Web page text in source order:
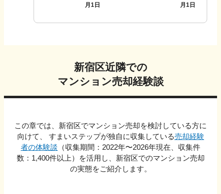
月1日
月1日
新宿区近隣での
マンション売却経験談
この章では、 新宿区でマンション売却を検討している方に
向けて、 すまいステップが独自に収集している売却経験
者の体験談 （収集期間：2022年〜2026年現在、収集件
数： 1,400件以上）を活用し、 新宿区でのマンション売却
の実態をご紹介します。